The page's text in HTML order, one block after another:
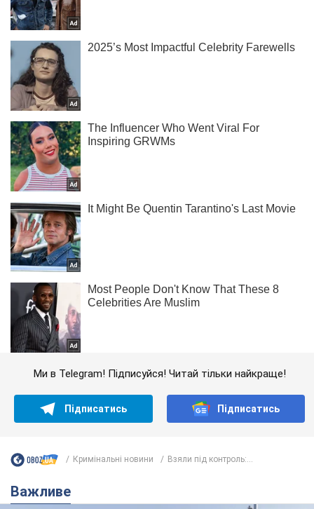
Ми в Telegram! Підписуйся! Читай тільки найкраще!
Підписатись Підписатись
Кримінальні новини Взяли під контроль:...
Важливе